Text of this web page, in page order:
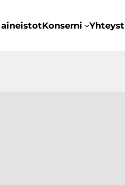
Konserni